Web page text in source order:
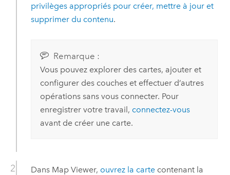
privilèges appropriés pour créer, mettre à jour et
supprimer du contenu.
Remarque :
Vous pouvez explorer des cartes, ajouter et
configurer des couches et effectuer d’autres
opérations sans vous connecter. Pour
enregistrer votre travail, connectez-vous
avant de créer une carte.
Dans Map Viewer, ouvrez la cartecontenant la